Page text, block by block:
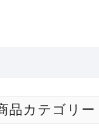
品カテゴリー